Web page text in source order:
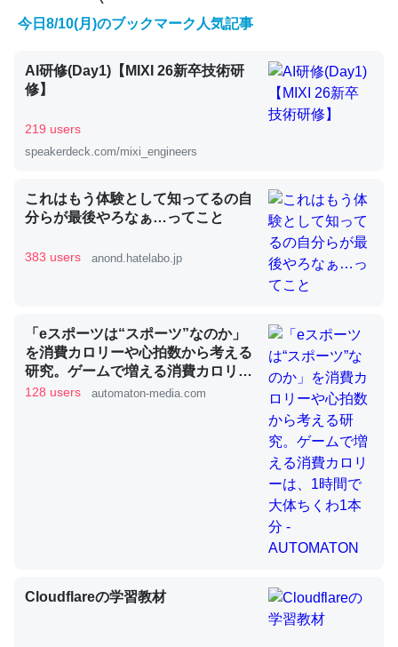
くらい。小説でいう「ずっと前の伏線」は回収されないけ
ど、短期記憶というには多い分量。進化すればするほど分
─GPTの仕組みと限界についての考察（１） - conceptualization
昆虫ってカルシウム少ないのか。知らんかった。調べたら
コオロギのカルシウム分はエビの600分の1程度。
論文では「淡水はカルシウムも酸素も不足してて両方に不
利だから両方が拮抗してるのでは」とあって面白い。海に
いる鋏角類（カブトガニ・ウミグモ）はカルシウムを使わ
ずキチンを強化してる筈だが、酵素が違うのか？
─ニュース :: 【研究発表】昆虫学の大問題＝「昆虫はなぜ海にいな
今日8/10(月)のブックマーク人気記事
AI研修(Day1)【MIXI 26新卒技術研
修】
219 users
speakerdeck.com/mixi_engineers
これはもう体験として知ってるの自
分らが最後やろなぁ…ってこと
383 users anond.hatelabo.jp
「eスポーツは“スポーツ”なのか」
を消費カロリーや心拍数から考える
研究。ゲームで増える消費カロリー
は、1時間で大体ちくわ1本分 -
128 users automaton-media.com
Cloudflareの学習教材